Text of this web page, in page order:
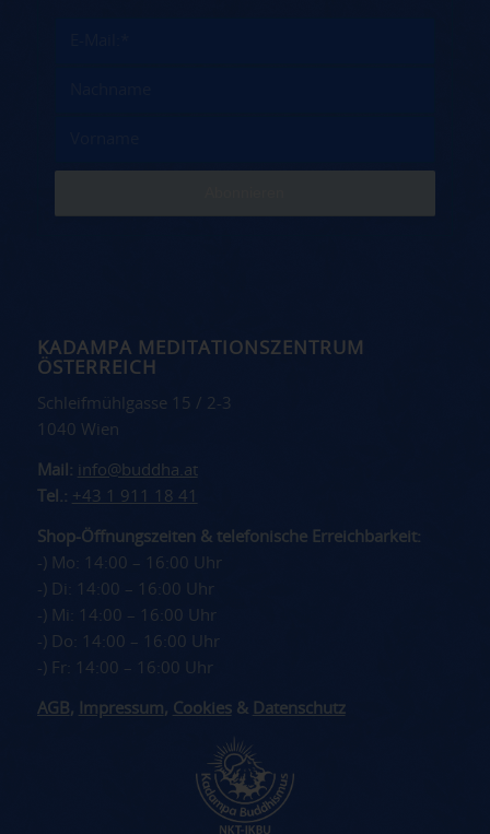
KADAMPA MEDITATIONSZENTRUM
ÖSTERREICH
Schleifmühlgasse 15 / 2-3
1040 Wien
Mail: info@buddha.at
Tel.: +43 1 911 18 41
Shop-Öffnungszeiten & telefonische Erreichbarkeit:
-) Mo: 14:00 – 16:00 Uhr
-) Di: 14:00 – 16:00 Uhr
-) Mi: 14:00 – 16:00 Uhr
-) Do: 14:00 – 16:00 Uhr
-) Fr: 14:00 – 16:00 Uhr
AGB , Impressum, Cookies& Datenschutz